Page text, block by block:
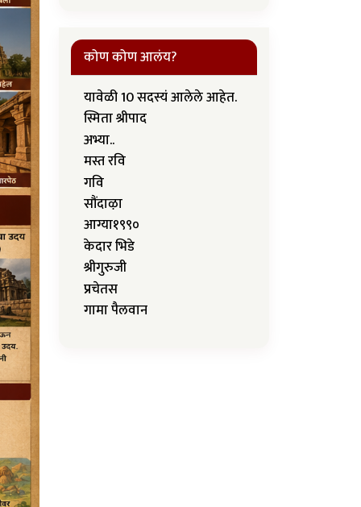
कोण कोण आलंय?
यावेळी 10 सदस्यं आलेले आहेत.
स्मिता श्रीपाद
अभ्या..
मस्त रवि
गवि
सौंदाऴा
आग्या१९९०
केदार भिडे
श्रीगुरुजी
प्रचेतस
गामा पैलवान